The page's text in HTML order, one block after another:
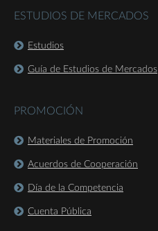
ESTUDIOS DE MERCADOS
Estudios
Guía de Estudios de Mercados
PROMOCIÓN
Materiales de Promoción
Acuerdos de Cooperación
Día de la Competencia
Cuenta Pública